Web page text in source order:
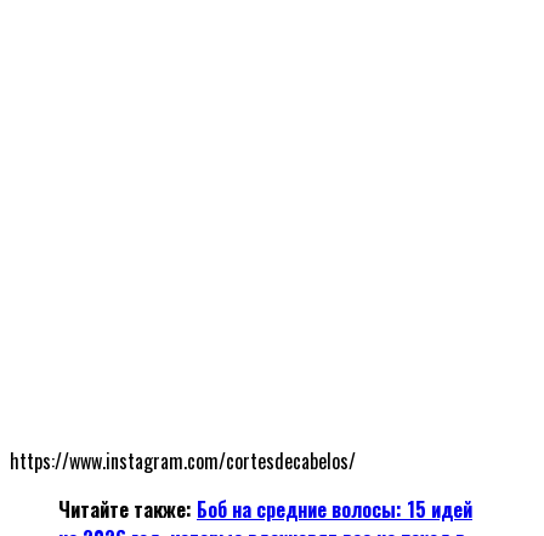
https://www.instagram.com/cortesdecabelos/
Читайте также: Боб на средние волосы: 15 идей